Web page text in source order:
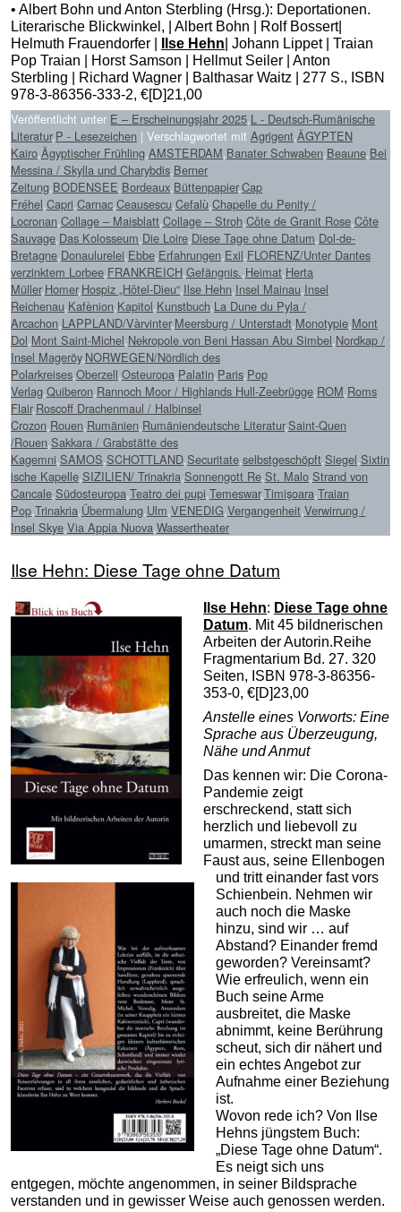
• Albert Bohn und Anton Sterbling (Hrsg.): Deportationen.
Literarische Blick­winkel, | Albert Bohn | Rolf Bossert|
Helmuth Frauendorfer |
Ilse Hehn | Johann Lippet | Traian
Pop Traian | Horst Samson | Hellmut Seiler | Anton
Sterbling | Richard Wagner | Balthasar Waitz | 277 S., ISBN
978-3-86356-333-2, €[D]21,00
Veröffentlicht unter E – Erscheinungsjahr 2025,L - Deutsch-Rumänische
Literatur,P - Lesezeichen | Verschlagwortet mit Agrigent,ÄGYPTEN
Kairo,Ägyptischer Frühling,AMSTERDAM,Banater Schwaben,Beaune,Bei
Messina / Skylla und Charybdis,Berner
Zeitung,BODENSEE,Bordeaux,Büttenpapier,Cap
Fréhel,Capri,Carnac,Ceausescu,Cefalù,Chapelle du Penity /
Locronan,Collage – Maisblatt,Collage – Stroh,Côte de Granit Rose,Côte
Sauvage,Das Kolosseum,Die Loire,Diese Tage ohne Datum,Dol-de-
Bretagne,Donaulurelei,Ebbe,Erfahrungen,Exil,FLORENZ/Unter Dantes
verzinktem Lorbee,FRANKREICH,Gefängnis.,Heimat,Herta
Müller,Homer,Hospiz „Hôtel-Dieu“,Ilse Hehn,Insel Mainau,Insel
Reichenau,Kafènion,Kapitol,Kunstbuch,La Dune du Pyla /
Arcachon,LAPPLAND/Vàrvinter,Meersburg / Unterstadt,Monotypie,Mont
Dol,Mont Saint-Michel,Nekropole von Beni Hassan Abu Simbel,Nordkap /
Insel Mageröy,NORWEGEN/Nördlich des
Polarkreises,Oberzell,Osteuropa,Palatin,Paris,Pop
Verlag,Quiberon,Rannoch Moor / Highlands Hull-Zeebrügge,ROM,Roms
Flair,Roscoff Drachenmaul / Halbinsel
Crozon,Rouen,Rumänien,Rumäniendeutsche Literatur,Saint-Quen
/Rouen,Sakkara / Grabstätte des
Kagemni,SAMOS,SCHOTTLAND,Securitate,selbstgeschöpft,Siegel,Sixtin
ische Kapelle,SIZILIEN/ Trinakria,Sonnengott Re,St. Malo,Strand von
Cancale,Südosteuropa,Teatro dei pupi,Temeswar,Timişoara,Traian
Pop,Trinakria,Übermalung,Ulm,VENEDIG,Vergangenheit,Verwirrung /
Insel Skye,Via Appia Nuova,Wassertheater
Ilse Hehn: Diese Tage ohne Datum
Ilse Hehn: Diese Tage ohne
Datum. Mit 45 bildnerischen
Arbeiten der Autorin.Reihe
Fragmentarium Bd. 27. 320
Seiten, ISBN 978-3-86356-
353-0, €[D]23,00
Anstelle eines Vorworts: Eine
Sprache aus Überzeugung,
Nähe und Anmut
Das kennen wir: Die Corona-
Pandemie zeigt
erschreckend, statt sich
herzlich und liebevoll zu
umarmen, streckt man seine
Faust aus, seine Ellenbogen
und tritt einander fast vors
Schienbein. Nehmen wir
auch noch die Maske
hinzu, sind wir … auf
Abstand? Einander fremd
geworden? Vereinsamt?
Wie erfreulich, wenn ein
Buch seine Arme
ausbreitet, die Maske
abnimmt, keine Berührung
scheut, sich dir nähert und
ein echtes Angebot zur
Aufnahme einer Beziehung
ist.
Wovon rede ich? Von Ilse
Hehns jüngstem Buch:
„Diese Tage ohne Datum“.
Es neigt sich uns
entgegen, möchte angenommen, in seiner Bildsprache
verstanden und in gewisser Weise auch genossen werden.